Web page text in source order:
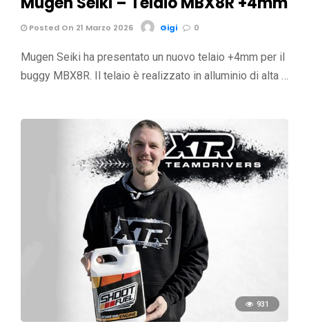
Posted On 21 Marzo 2026 Gigi 0
Mugen Seiki ha presentato un nuovo telaio +4mm per il
buggy MBX8R. Il telaio è realizzato in alluminio di alta …
931